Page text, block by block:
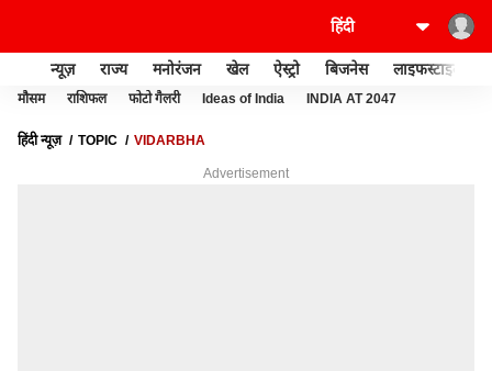
न्यूज़ राज्य मनोरंजन खेल ऐस्ट्रो बिजनेस लाइफस्टाइल
मौसम राशिफल फोटो गैलरी Ideas of India INDIA AT 2047
हिंदी न्यूज़ TOPIC VIDARBHA
Advertisement